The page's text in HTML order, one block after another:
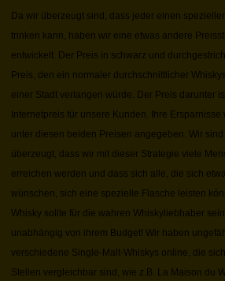
Da wir überzeugt sind, dass jeder einen
trinken kann, haben wir eine etwas andere
entwickelt. Der Preis in schwarz und
Preis, den ein normaler durchschnittlicher
einer Stadt verlangen würde. Der Preis darunter
Internetpreis für unsere Kunden. Ihre Ersparnisse
unter diesen beiden Preisen angegeben. Wir sind
überzeugt, dass wir mit dieser Strategie viele
erreichen werden und dass sich alle, die sich
wünschen, sich eine spezielle Flasche leisten
Whisky sollte für die wahren Whiskyliebhaber sein,
unabhängig von ihrem Budget! Wir haben
verschiedene Single-Malt-Whiskys online, die
Stellen vergleichbar sind, wie z.B. La Maison du